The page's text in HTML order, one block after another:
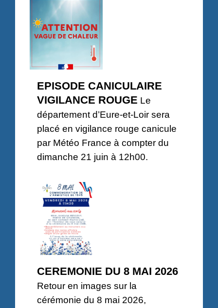
EPISODE CANICULAIRE
VIGILANCE ROUGE Le
département d’Eure-et-Loir sera
placé en vigilance rouge canicule
par Météo France à compter du
dimanche 21 juin à 12h00.
CEREMONIE DU 8 MAI 2026
Retour en images sur la
cérémonie du 8 mai 2026,